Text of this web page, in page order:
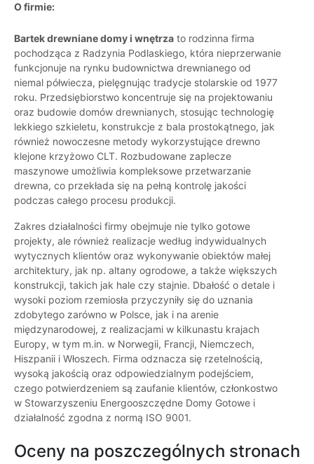
O firmie:
Bartek drewniane domy i wnętrza to rodzinna firma
pochodząca z Radzynia Podlaskiego, która nieprzerwanie
funkcjonuje na rynku budownictwa drewnianego od
niemal półwiecza, pielęgnując tradycje stolarskie od 1977
roku. Przedsiębiorstwo koncentruje się na projektowaniu
oraz budowie domów drewnianych, stosując technologię
lekkiego szkieletu, konstrukcje z bala prostokątnego, jak
również nowoczesne metody wykorzystujące drewno
klejone krzyżowo CLT. Rozbudowane zaplecze
maszynowe umożliwia kompleksowe przetwarzanie
drewna, co przekłada się na pełną kontrolę jakości
podczas całego procesu produkcji.
Zakres działalności firmy obejmuje nie tylko gotowe
projekty, ale również realizacje według indywidualnych
wytycznych klientów oraz wykonywanie obiektów małej
architektury, jak np. altany ogrodowe, a także większych
konstrukcji, takich jak hale czy stajnie. Dbałość o detale i
wysoki poziom rzemiosła przyczyniły się do uznania
zdobytego zarówno w Polsce, jak i na arenie
międzynarodowej, z realizacjami w kilkunastu krajach
Europy, w tym m.in. w Norwegii, Francji, Niemczech,
Hiszpanii i Włoszech. Firma odznacza się rzetelnością,
wysoką jakością oraz odpowiedzialnym podejściem,
czego potwierdzeniem są zaufanie klientów, członkostwo
w Stowarzyszeniu Energooszczędne Domy Gotowe i
działalność zgodna z normą ISO 9001.
Oceny na poszczególnych stronach